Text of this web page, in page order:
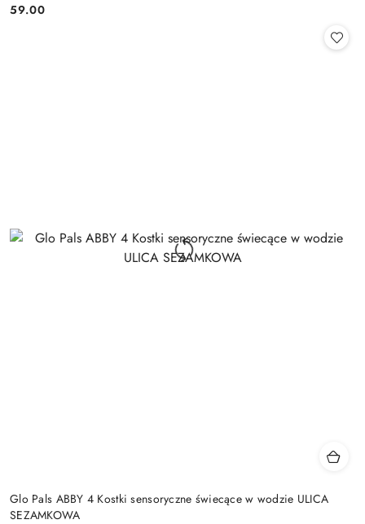
Cena:
59.00
Glo Pals ABBY 4 Kostki sensoryczne świecące w wodzie ULICA
SEZAMKOWA